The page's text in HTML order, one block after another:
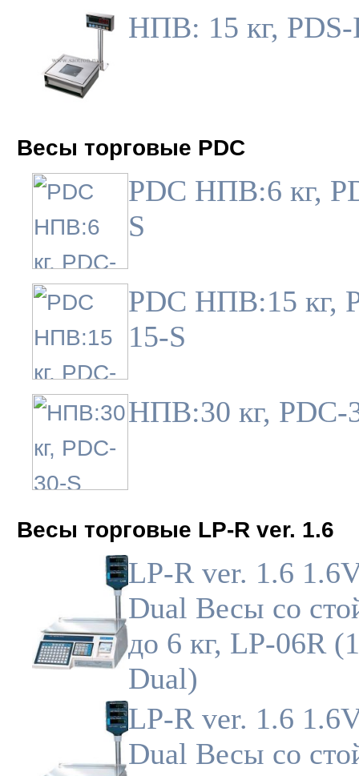
НПВ: 15 кг,
Весы торговые PDC
PDC НПВ:6 кг,
S
PDC НПВ:15 кг,
15-S
НПВ:30 кг, PDC-
Весы торговые LP-R ver. 1.6
LP-R ver. 1.6
Dual Весы со
до 6 кг, LP-06R
Dual)
LP-R ver. 1.6
Dual Весы со